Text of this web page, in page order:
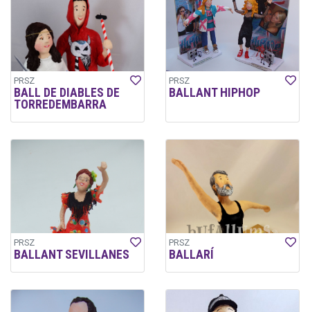
PRSZ
BALL DE DIABLES DE
TORREDEMBARRA
PRSZ
BALLANT HIPHOP
PRSZ
BALLANT SEVILLANES
PRSZ
BALLARÍ